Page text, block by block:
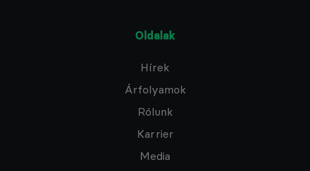
Oldalak
Hírek
Árfolyamok
Rólunk
Karrier
Media